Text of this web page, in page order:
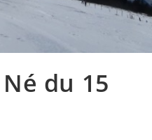
du 15